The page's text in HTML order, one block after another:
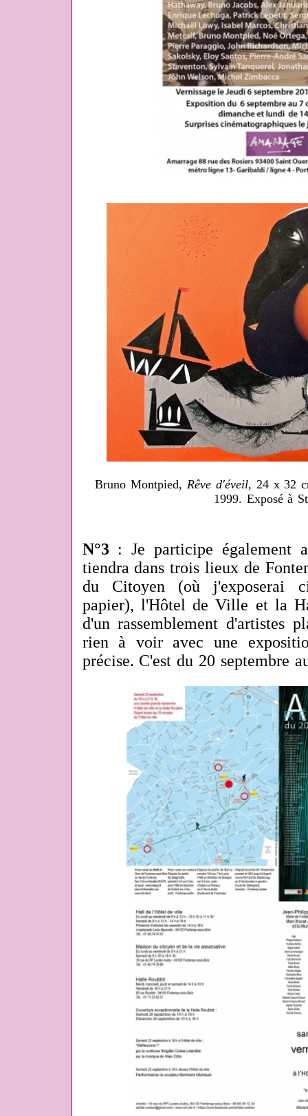
Bruno Montpied,Rêve d'éveil, 24 x 32
1999. Exposé à
N°3: Je participe également
tiendra dans trois lieux de
du Citoyen (où j'exposerai
papier), l'Hôtel de Ville et la
d'un rassemblement d'artistes
rien à voir avec une
précise. C'est du 20 septembre